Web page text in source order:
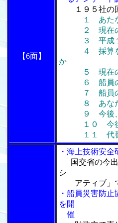
【6面】
１９５社の
１ あた
２ 現在の船
３ 平成１９
４ 採算をと
か
５ 現在の用
６ 船員の労
７ 船員の
８ あなたの
９ 今後、深
１０ 今後の
１１ 代替建
・海上技術安
国交省の今
シ
アティブ」
・船員災害防
を開
催